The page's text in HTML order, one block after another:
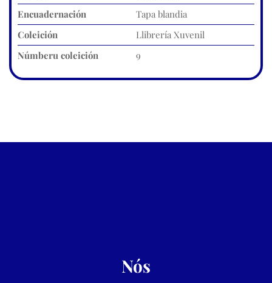
Encuadernación
Tapa blandia
Coleición
Llibrería Xuvenil
Númberu coleición
9
Nós